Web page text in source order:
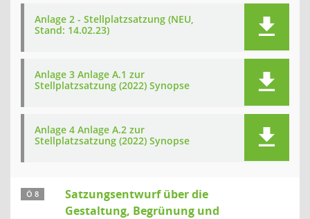
Anlage 2 - Stellplatzsatzung (NEU,
Stand: 14.02.23)
Anlage 3 Anlage A.1 zur
Stellplatzsatzung (2022) Synopse
Anlage 4 Anlage A.2 zur
Stellplatzsatzung (2022) Synopse
Ö 8
Satzungsentwurf über die
Gestaltung, Begrünung und